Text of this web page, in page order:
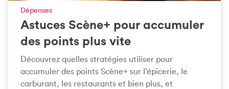
Dépenses
Astuces Scène+ pour accumuler
des points plus vite
Découvrez quelles stratégies utiliser pour
accumuler des points Scène+ sur l’épicerie, le
carburant, les restaurants et bien plus, et